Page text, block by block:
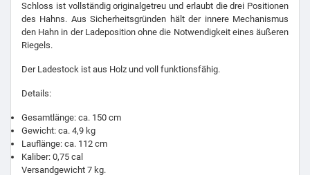
Schloss ist vollständig originalgetreu und erlaubt die drei Positionen
des Hahns. Aus Sicherheitsgründen hält der innere Mechanismus
den Hahn in der Ladeposition ohne die Notwendigkeit eines äußeren
Riegels.
Der Ladestock ist aus Holz und voll funktionsfähig.
Details:
Gesamtlänge: ca. 150 cm
Gewicht: ca. 4,9 kg
Lauflänge: ca. 112 cm
Kaliber: 0,75 cal
Versandgewicht 7 kg.